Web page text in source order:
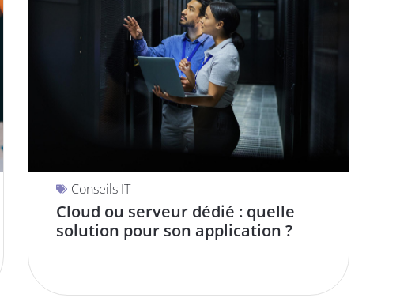
Conseils IT
Cloud ou serveur dédié : quelle
solution pour son application ?